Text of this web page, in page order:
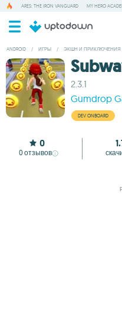
ARES: THE IRON VANGUARD MY HERO
ANDROID / ИГРЫ / ЭКШН И ПРИКЛЮЧЕНИЯ
2.3.1
Gumdrop
DEV ONBOARD
0
0 отзывов